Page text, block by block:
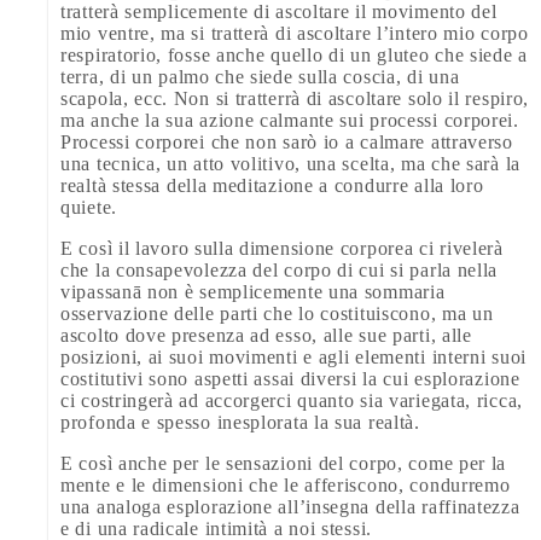
tratterà semplicemente di ascoltare il movimento del
mio ventre, ma si tratterà di ascoltare l’intero mio corpo
respiratorio, fosse anche quello di un gluteo che siede a
terra, di un palmo che siede sulla coscia, di una
scapola, ecc. Non si tratterrà di ascoltare solo il respiro,
ma anche la sua azione calmante sui processi corporei.
Processi corporei che non sarò io a calmare attraverso
una tecnica, un atto volitivo, una scelta, ma che sarà la
realtà stessa della meditazione a condurre alla loro
quiete.
E così il lavoro sulla dimensione corporea ci rivelerà
che la consapevolezza del corpo di cui si parla nella
vipassanā non è semplicemente una sommaria
osservazione delle parti che lo costituiscono, ma un
ascolto dove presenza ad esso, alle sue parti, alle
posizioni, ai suoi movimenti e agli elementi interni suoi
costitutivi sono aspetti assai diversi la cui esplorazione
ci costringerà ad accorgerci quanto sia variegata, ricca,
profonda e spesso inesplorata la sua realtà.
E così anche per le sensazioni del corpo, come per la
mente e le dimensioni che le afferiscono, condurremo
una analoga esplorazione all’insegna della raffinatezza
e di una radicale intimità a noi stessi.